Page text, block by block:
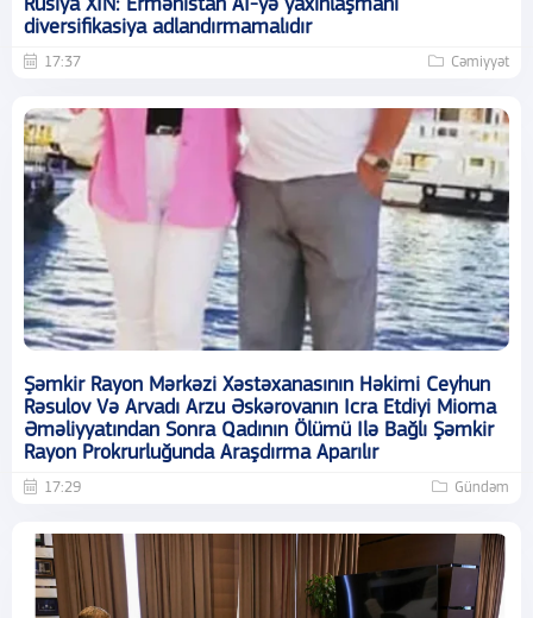
Rusiya XİN: Ermənistan Aİ-yə yaxınlaşmanı
diversifikasiya adlandırmamalıdır
17:37 Cəmiyyət
Şəmkir Rayon Mərkəzi Xəstəxanasının Həkimi Ceyhun
Rəsulov Və Arvadı Arzu Əskərovanın Icra Etdiyi Mioma
Əməliyyatından Sonra Qadının Ölümü Ilə Bağlı Şəmkir
Rayon Prokrurluğunda Araşdırma Aparılır
17:29 Gündəm